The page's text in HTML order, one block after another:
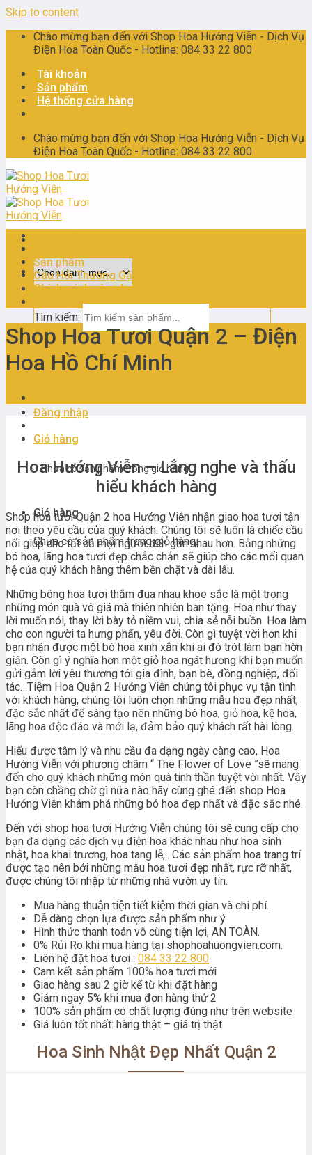
Skip to content
Chào mừng bạn đến với Shop Hoa Hướng Viễn - Dịch Vụ
Điện Hoa Toàn Quốc - Hotline: 084 33 22 800
Tài khoản
Sản phẩm
Hệ thống cửa hàng
Chào mừng bạn đến với Shop Hoa Hướng Viễn - Dịch Vụ
Điện Hoa Toàn Quốc - Hotline: 084 33 22 800
Tìm kiếm:
Đăng nhập
Giỏ hàng
Chưa có sản phẩm trong giỏ hàng.
Giỏ hàng
Chưa có sản phẩm trong giỏ hàng.
Sản phẩm
Câu Hỏi Thường Gặp
Chính sách vận chuyển
Shop Hoa Tươi Quận 2 – Điện
Hoa Hồ Chí Minh
Hoa Hướng Viễn – Lắng nghe và thấu
hiểu khách hàng
Shop hoa tươi Quận 2 hoa Hướng Viễn nhận giao hoa tươi tận
nơi theo yêu cầu của quý khách. Chúng tôi sẽ luôn là chiếc cầu
nối giúp cho tất cả mọi người đến gần nhau hơn. Bằng những
bó hoa, lãng hoa tươi đẹp chắc chắn sẽ giúp cho các mối quan
hệ của quý khách hàng thêm bền chặt và dài lâu.
Những bông hoa tươi thắm đua nhau khoe sắc là một trong
những món quà vô giá mà thiên nhiên ban tặng. Hoa như thay
lời muốn nói, thay lời bày tỏ niềm vui, chia sẻ nỗi buồn. Hoa làm
cho con người ta hưng phấn, yêu đời. Còn gì tuyệt vời hơn khi
bạn nhận được một bó hoa xinh xắn khi ai đó trót làm bạn hờn
giận. Còn gì ý nghĩa hơn một giỏ hoa ngát hương khi bạn muốn
gửi gắm lời yêu thương tới gia đình, bạn bè, đồng nghiệp, đối
tác…Tiệm Hoa Quận 2 Hướng Viễn chúng tôi phục vụ tận tình
với khách hàng, chúng tôi luôn chọn những mẫu hoa đẹp nhất,
đặc sắc nhất để sáng tạo nên những bó hoa, giỏ hoa, kệ hoa,
lãng hoa độc đáo và mới lạ, đảm bảo quý khách rất hài lòng.
Hiểu được tâm lý và nhu cầu đa dạng ngày càng cao, Hoa
Hướng Viễn với phương châm “ The Flower of Love ”sẽ mang
đến cho quý khách những món quà tinh thần tuyệt vời nhất. Vậy
bạn còn chầng chờ gì nữa nào hãy cùng ghé đến shop Hoa
Hướng Viễn khám phá những bó hoa đẹp nhất và đặc sắc nhé.
Đến với shop hoa tươi Hướng Viễn chúng tôi sẽ cung cấp cho
bạn đa dạng các dịch vụ điện hoa khác nhau như hoa sinh
nhật, hoa khai trương, hoa tang lễ,.. Các sản phẩm hoa trang trí
được tạo nên bởi những mẫu hoa tươi đẹp nhất, rực rỡ nhất,
được chúng tôi nhập từ những nhà vườn uy tín.
Mua hàng thuận tiện tiết kiệm thời gian và chi phí.
Dễ dàng chọn lựa được sản phẩm như ý
Hình thức thanh toán vô cùng tiện lợi, AN TOÀN.
0% Rủi Ro khi mua hàng tại shophoahuongvien.com.
Liên hệ đặt hoa tươi : 084 33 22 800
Cam kết sản phẩm 100% hoa tươi mới
Giao hàng sau 2 giờ kể từ khi đặt hàng
Giảm ngay 5% khi mua đơn hàng thứ 2
100% sản phẩm có chất lượng đúng như trên website
Giá luôn tốt nhất: hàng thật – giá trị thật
Hoa Sinh Nhật Đẹp Nhất Quận 2